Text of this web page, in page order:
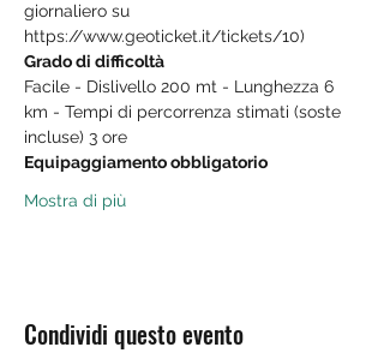
giornaliero su
https://www.geoticket.it/tickets/10)
Grado di difficoltà
Facile - Dislivello 200 mt - Lunghezza 6
km - Tempi di percorrenza stimati (soste
incluse) 3 ore
Equipaggiamento obbligatorio
Mostra di più
Condividi questo evento